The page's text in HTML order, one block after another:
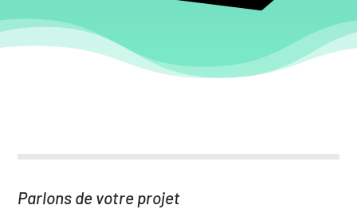
Parlons de votre projet